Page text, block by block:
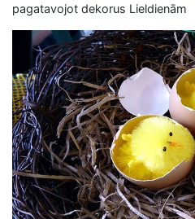
pagatavojot dekorus Lieldienām